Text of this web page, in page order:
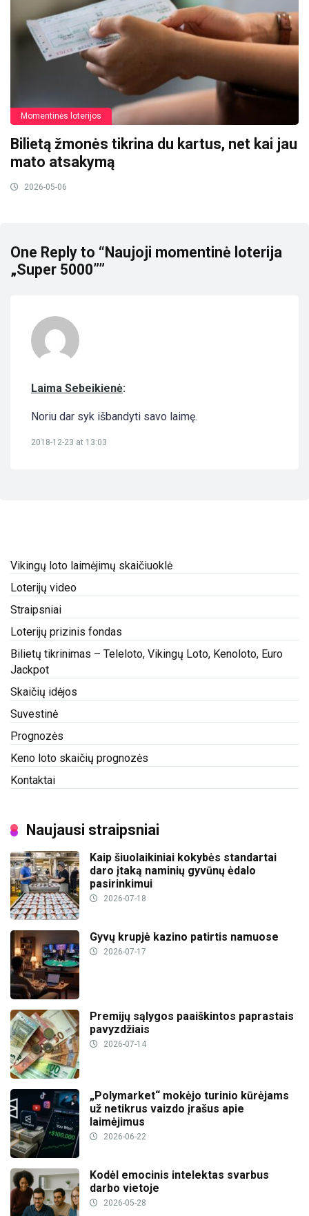
Momentinės loterijos
Bilietą žmonės tikrina du kartus, net kai jau
mato atsakymą
2026-05-06
One Reply to “Naujoji momentinė loterija
„Super 5000””
Laima Sebeikienė:
Noriu dar syk išbandyti savo laimę.
2018-12-23 at 13:03
Vikingų loto laimėjimų skaičiuoklė
Loterijų video
Straipsniai
Loterijų prizinis fondas
Bilietų tikrinimas – Teleloto, Vikingų Loto, Kenoloto, Euro
Jackpot
Skaičių idėjos
Suvestinė
Prognozės
Keno loto skaičių prognozės
Kontaktai
Naujausi straipsniai
Kaip šiuolaikiniai kokybės standartai
daro įtaką naminių gyvūnų ėdalo
pasirinkimui
2026-07-18
Gyvų krupjė kazino patirtis namuose
2026-07-17
Premijų sąlygos paaiškintos paprastais
pavyzdžiais
2026-07-14
„Polymarket“ mokėjo turinio kūrėjams
už netikrus vaizdo įrašus apie
laimėjimus
2026-06-22
Kodėl emocinis intelektas svarbus
darbo vietoje
2026-05-28